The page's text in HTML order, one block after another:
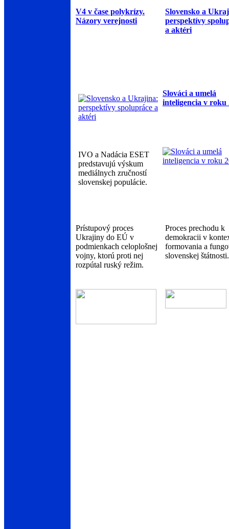
V4 v čase polykrízy.
Názory verejnosti
Slovensko a
perspektívy
a aktéri
Slováci a umelá
inteligencia v roku
IVO a Nadácia ESET
predstavujú výskum
mediálnych zručností
slovenskej populácie.
Prístupový proces
Ukrajiny do EÚ v
podmienkach celoplošnej
vojny, ktorú proti nej
rozpútal ruský režim.
Proces prechodu k
demokracii v
formovania a
slovenskej štátnosti.